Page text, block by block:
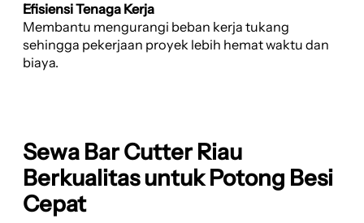
Efisiensi Tenaga Kerja
Membantu mengurangi beban kerja tukang
sehingga pekerjaan proyek lebih hemat waktu dan
biaya.
Sewa Bar Cutter Riau
Berkualitas untuk Potong Besi
Cepat